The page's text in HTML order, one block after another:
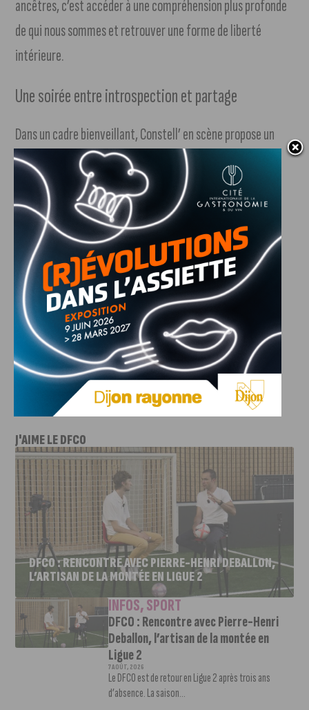
ancêtres, c’est accéder à une compréhension plus profonde
de qui nous sommes et retrouver une forme de liberté
intérieure.
Une soirée entre introspection et partage
Dans un cadre bienveillant, Constell’ en scène propose un
moment collectif où chacun peut explorer, observer ou
participer à ce travail de mise en lumière. Une expérience
sensible et humaine, à la croisée du développement
personnel et de la découverte de soi.
Informations pratiques
Mercredi 18 février
Darcy Comédie
19h30
🎟 Tarif : 30 € – réservation possible viace lien.
J'AIME LE DFCO
DFCO : RENCONTRE AVEC PIERRE-HENRI DEBALLON,
L’ARTISAN DE LA MONTÉE EN LIGUE 2
INFOS,SPORT
DFCO : Rencontre avec Pierre-Henri
Deballon, l’artisan de la montée en
Ligue 2
7 AOÛT, 2026
Le DFCO est de retour en Ligue 2 après trois ans
d’absence. La saison...